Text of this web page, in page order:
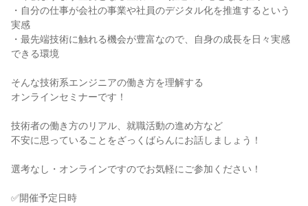
・自分の仕事が会社の事業や社員のデジタル化を推進するという
実感
・最先端技術に触れる機会が豊富なので、自身の成長を日々実感
できる環境
そんな技術系エンジニアの働き方を理解する
オンラインセミナーです！
技術者の働き方のリアル、就職活動の進め方など
不安に思っていることをざっくばらんにお話しましょう！
選考なし・オンラインですのでお気軽にご参加ください！
✅開催予定日時